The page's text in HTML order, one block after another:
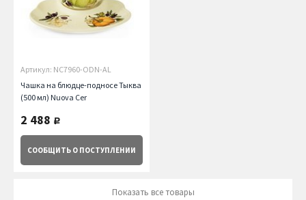
Артикул: NC7960-ODN-AL
Чашка на блюдце-подносе Тыква
(500 мл) Nuova Cer
2 488 руб.
СООБЩИТЬ О ПОСТУПЛЕНИИ
Показать все товары